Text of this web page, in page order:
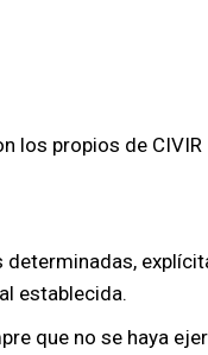
los propios de CIVIR
establecida.
que no se haya